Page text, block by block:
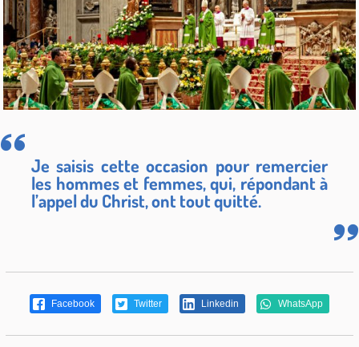
Je saisis cette occasion pour remercier
les hommes et femmes, qui, répondant à
l’appel du Christ, ont tout quitté.
Facebook Twitter Linkedin WhatsApp